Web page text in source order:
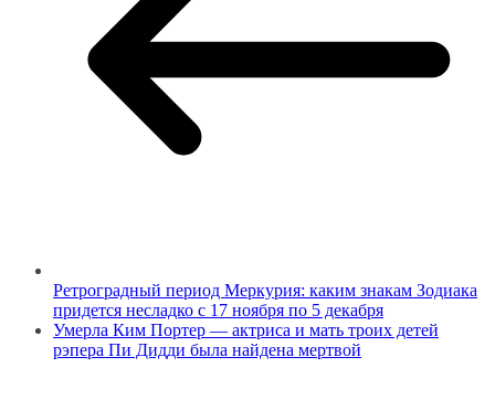
Ретроградный период Меркурия: каким знакам Зодиака
придется несладко с 17 ноября по 5 декабря
Умерла Ким Портер — актриса и мать троих детей
рэпера Пи Дидди была найдена мертвой